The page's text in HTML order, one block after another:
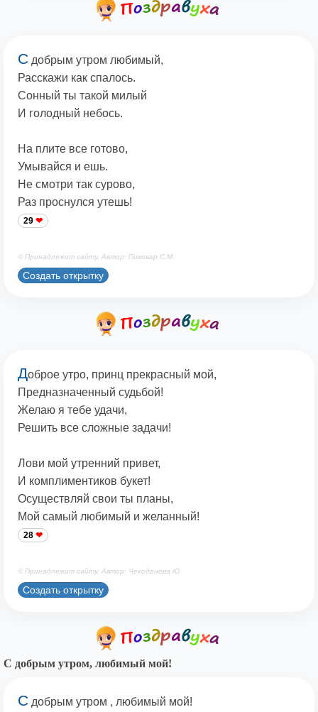
С добрым утром любимый,
Расскажи как спалось.
Сонный ты такой милый
И голодный небось.
На плите все готово,
Умывайся и ешь.
Не смотри так сурово,
Раз проснулся утешь!
29
© Принадлежит сайту. Автор: Пивовар С.М.
Создать открытку
Доброе утро, принц прекрасный мой,
Предназначенный судьбой!
Желаю я тебе удачи,
Решить все сложные задачи!
Лови мой утренний привет,
И комплиментиков букет!
Осуществляй свои ты планы,
Мой самый любимый и желанный!
28
© Принадлежит сайту. Автор: Чекоданова Ю.
Создать открытку
С добрым утром, любимый мой!
С добрым утром , любимый мой!